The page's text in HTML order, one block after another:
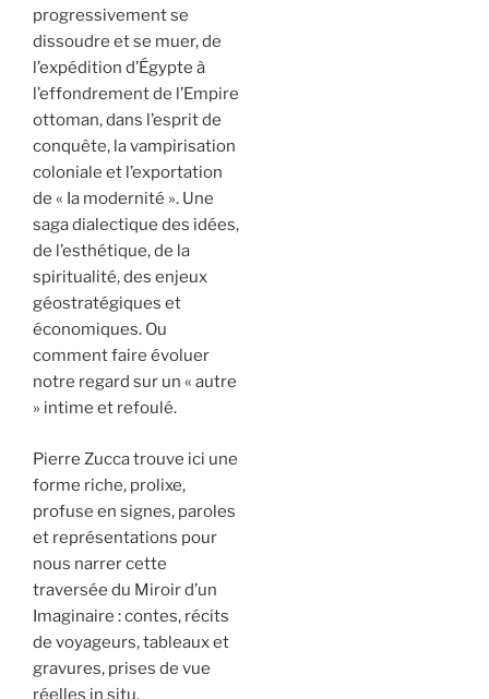
progressivement se
dissoudre et se muer, de
l’expédition d’Égypte à
l’effondrement de l’Empire
ottoman, dans l’esprit de
conquête, la vampirisation
coloniale et l’exportation
de « Ia modernité ». Une
saga dialectique des idées,
de l’esthétique, de la
spiritualité, des enjeux
géostratégiques et
économiques. Ou
comment faire évoluer
notre regard sur un « autre
» intime et refoulé.
Pierre Zucca trouve ici une
forme riche, prolixe,
profuse en signes, paroles
et représentations pour
nous narrer cette
traversée du Miroir d’un
Imaginaire : contes, récits
de voyageurs, tableaux et
gravures, prises de vue
réelles in situ,